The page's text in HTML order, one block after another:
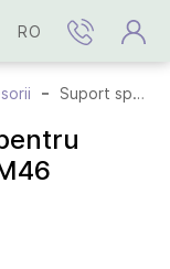
RO
Suport special destinat pentru camerele DS-1280ZJ-DM46